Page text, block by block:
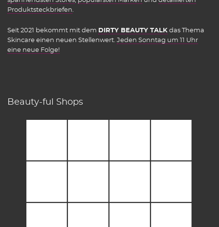
Produktsteckbriefen.
Seit 2021 bekommt mit dem DIRTY BEAUTY TALK das Thema
Skincare einen neuen Stellenwert. Jeden Sonntag um 11 Uhr
eine neue Folge!
Beauty-ful Shops